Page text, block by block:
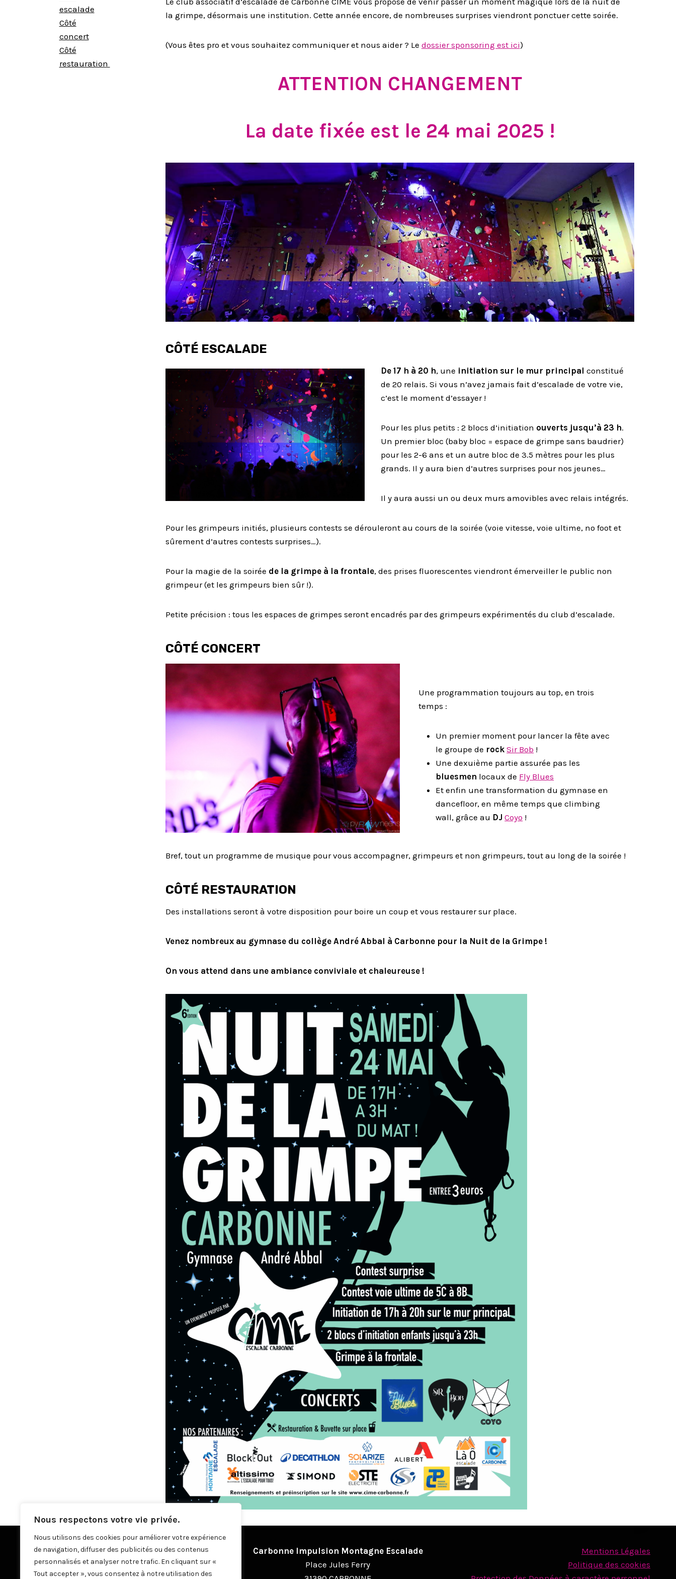
Nous respectons votre vie privée.
Nous utilisons des cookies pour améliorer votre expérience
de navigation, diffuser des publicités ou des contenus
personnalisés et analyser notre trafic. En cliquant sur «
Tout accepter », vous consentez à notre utilisation des
la grimpe, désormais une institution. Cette année encore, de nombreuses surprises viendront ponctuer cette soirée.
(Vous êtes pro et vous souhaitez communiquer et nous aider ? Le dossier sponsoring est ici)
ATTENTION CHANGEMENT
La date fixée est le 24 mai 2025 !
CÔTÉ ESCALADE
De 17 h à 20 h, une initiation sur le mur principal constitué
de 20 relais. Si vous n’avez jamais fait d’escalade de votre vie,
c’est le moment d’essayer !
Pour les plus petits : 2 blocs d’initiation ouverts jusqu’à 23 h.
Un premier bloc (baby bloc = espace de grimpe sans baudrier)
pour les 2-6 ans et un autre bloc de 3.5 mètres pour les plus
grands. Il y aura bien d’autres surprises pour nos jeunes…
Il y aura aussi un ou deux murs amovibles avec relais intégrés.
Pour les grimpeurs initiés, plusieurs contests se dérouleront au cours de la soirée (voie vitesse, voie ultime, no foot et
sûrement d’autres contests surprises…).
Pour la magie de la soirée de la grimpeà la frontale, des prises fluorescentes viendront émerveiller le public non
grimpeur (et les grimpeurs bien sûr !).
Petite précision : tous les espaces de grimpes seront encadrés par des grimpeurs expérimentés du club d’escalade.
CÔTÉ CONCERT
Une programmation toujours au top, en trois
temps :
Un premier moment pour lancer la fête avec
le groupe de rock Sir Bob !
Une dexuième partie assurée pas les
bluesmen locaux de Fly Blues
Et enfin une transformation du gymnase en
dancefloor, en même temps que climbing
wall, grâce au DJ Coyo !
Bref, tout un programme de musique pour vous accompagner, grimpeurs et non grimpeurs, tout au long de la soirée !
CÔTÉ RESTAURATION
Des installations seront à votre disposition pour boire un coup et vous restaurer sur place.
Venez nombreux au gymnase du collège André Abbal à Carbonne pour la Nuit de la Grimpe !
On vous attend dans une ambiance conviviale et chaleureuse !
escalade
Côté
concert
Côté
restauration
Carbonne Impulsion Montagne Escalade
Place Jules Ferry
Mentions Légales
Politique des cookies